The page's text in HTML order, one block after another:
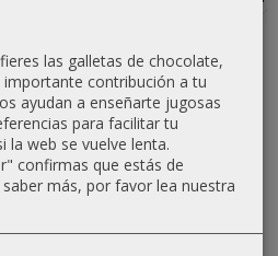
Crema
oxigenada
Absoluk
1000ml
20...
Crema
oxigenada
40...
las galletas de chocolate,
contribución a tu
ayudan a enseñarte jugosas
para facilitar tu
la web se vuelve lenta.
confirmas que estás de
saber más, por favor lea nuestra